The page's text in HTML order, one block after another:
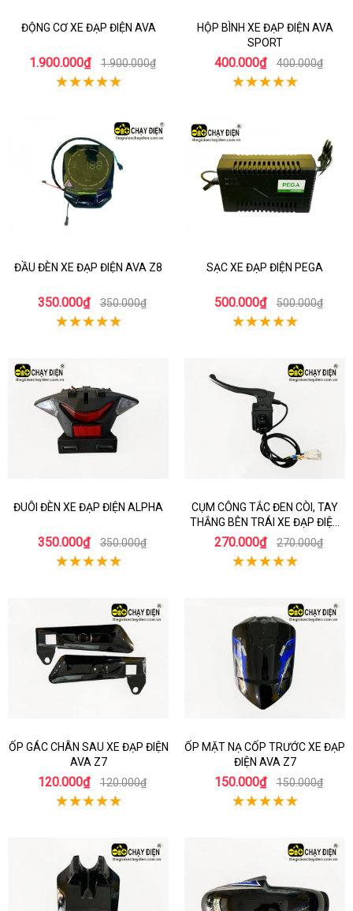
ĐỘNG CƠ XE ĐẠP ĐIỆN AVA
1.900.000₫ 1.900.000₫
HỘP BÌNH XE ĐẠP ĐIỆN AVA
SPORT
400.000₫ 400.000₫
ĐẦU ĐÈN XE ĐẠP ĐIỆN AVA Z8
350.000₫ 350.000₫
SẠC XE ĐẠP ĐIỆN PEGA
500.000₫ 500.000₫
ĐUÔI ĐÈN XE ĐẠP ĐIỆN ALPHA
350.000₫ 350.000₫
CỤM CÔNG TẮC ĐEN CÒI, TAY
THẮNG BÊN TRÁI XE ĐẠP ĐIỆN
AVA Z7
270.000₫ 270.000₫
ỐP GÁC CHÂN SAU XE ĐẠP ĐIỆN
AVA Z7
120.000₫ 120.000₫
ỐP MẶT NẠ CỐP TRƯỚC XE ĐẠP
ĐIỆN AVA Z7
150.000₫ 150.000₫